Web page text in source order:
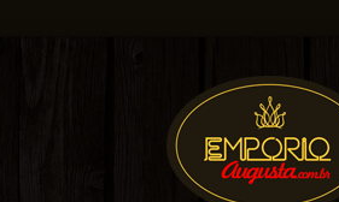
Sua conveniência e adega on-line!